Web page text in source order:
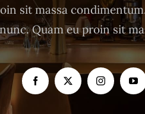
sit massa
Quam eu proin sit